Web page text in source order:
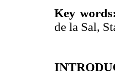
Key words:
de la Sal,